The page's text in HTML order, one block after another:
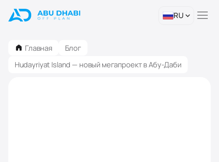
Главная
Блог
Hudayriyat Island — новый мегапроект в Абу-Даби
RU